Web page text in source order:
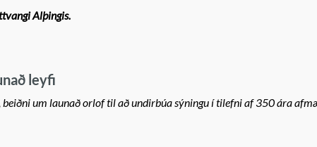
Alþingis.
leyfi
beiðni um launað orlof til að undirbúa sýningu í tilefni af 350 ára